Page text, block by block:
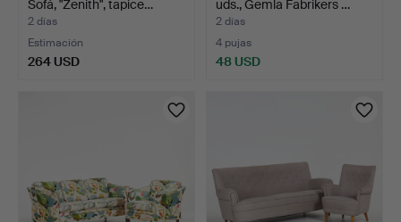
Sofá, "Zenith", tapice…
2 días
Estimación
264 USD
uds., Gemla Fabrikers …
2 días
4 pujas
48 USD